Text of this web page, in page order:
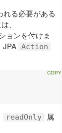
る必要がある
、
ョンを付けま
JPA Action
readOnly
属